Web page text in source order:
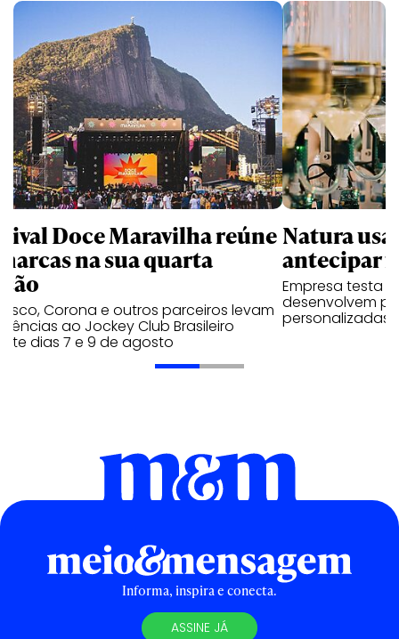
Doce Maravilha reúne
na sua quarta
Corona e outros parceiros levam
ao Jockey Club Brasileiro
dias 7 e 9 de agosto
Natura
antecipar
Empresa testa
desenvolvem
personalizadas
Informa, inspira e conecta.
ASSINE JÁ